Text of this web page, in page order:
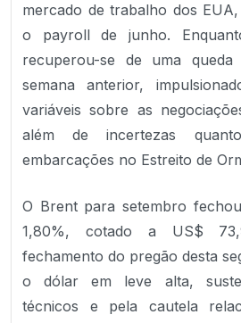
mercado de trabalho dos
o payroll de junho.
recuperou-se de uma
semana anterior,
variáveis sobre as
além de incertezas
embarcações no Estreito de
O Brent para setembro
1,80%, cotado a US$
fechamento do pregão desta
o dólar em leve alta,
técnicos e pela cautela